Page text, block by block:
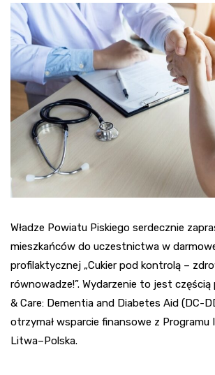
Władze Powiatu Piskiego serdecznie
mieszkańców do uczestnictwa w
profilaktycznej „Cukier pod kontrolą –
równowadze!”. Wydarzenie to jest
& Care: Dementia and Diabetes Aid (DC-
otrzymał wsparcie finansowe z Programu
Litwa–Polska.